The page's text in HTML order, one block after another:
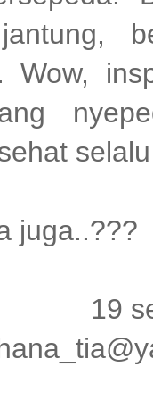
Wow,
juga..???
19